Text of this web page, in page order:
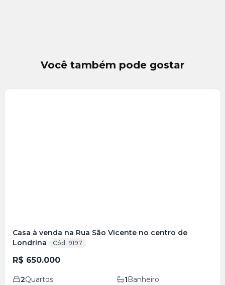
Você também pode gostar
Casa à venda na Rua São Vicente no centro de
Londrina
Cód. 9197
R$ 650.000
2Quartos 1Banheiro